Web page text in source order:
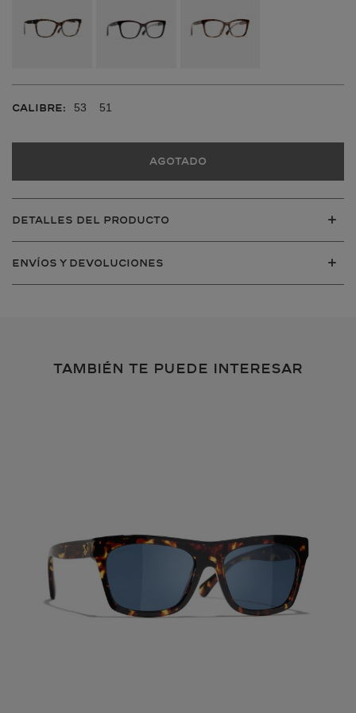
VER TODOS
CALIBRE: 53 51
Agotado
DETALLES DEL PRODUCTO
ENVÍOS Y DEVOLUCIONES
TAMBIÉN TE PUEDE INTERESAR